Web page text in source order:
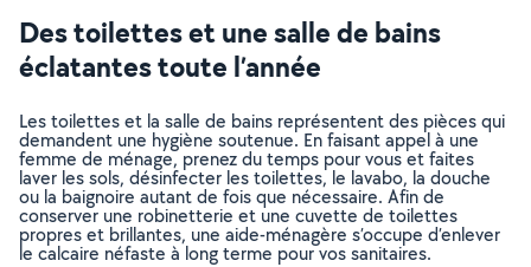
Des toilettes et une salle de bains
éclatantes toute l’année
Les toilettes et la salle de bains représentent des pièces qui
demandent une hygiène soutenue. En faisant appel à une
femme de ménage, prenez du temps pour vous et faites
laver les sols, désinfecter les toilettes, le lavabo, la douche
ou la baignoire autant de fois que nécessaire. Afin de
conserver une robinetterie et une cuvette de toilettes
propres et brillantes, une aide-ménagère s’occupe d’enlever
le calcaire néfaste à long terme pour vos sanitaires.